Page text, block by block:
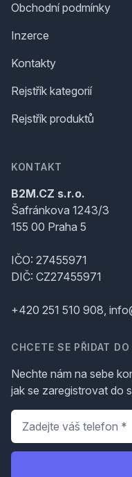
Obchodní podmínky
Inzerce
Kontakty
Rejstřík kategorií
Rejstřík produktů
KONTAKT
B2M.CZ s.r.o.
Šafránkova 1243/3
155 00 Praha 5
IČO: 27455971
DIČ: CZ27455971
+420 251 510 908,
CHCETE SE PŘIDAT
Nechte nám na sebe
jak se zaregistrovat do
Telefon